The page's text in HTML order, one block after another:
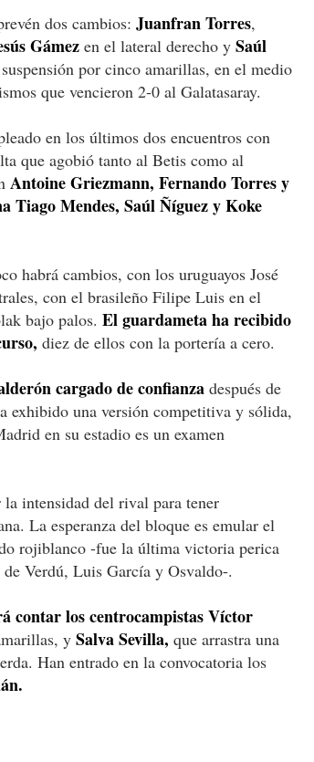
dos cambios: Juanfran Torres,
Gámez en el lateral derecho y Saúl
por cinco amarillas, en el medio
que vencieron 2-0 al Galatasaray.
en los últimos dos encuentros con
que agobió tanto al Betis como al
Antoine Griezmann, Fernando Torres y
Tiago Mendes, Saúl Ñíguez y Koke
habrá cambios, con los uruguayos José
con el brasileño Filipe Luis en el
bajo palos. El guardameta ha recibido
diez de ellos con la portería a cero.
cargado de confianza después de
exhibido una versión competitiva y sólida,
en su estadio es un examen
intensidad del rival para tener
La esperanza del bloque es emular el
rojiblanco -fue la última victoria perica
Verdú, Luis García y Osvaldo-.
contar los centrocampistas Víctor
y Salva Sevilla, que arrastra una
Han entrado en la convocatoria los